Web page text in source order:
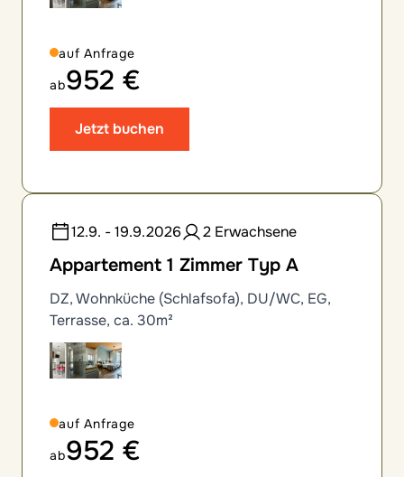
auf Anfrage
ab952 €
Jetzt buchen
12.9. - 19.9.2026 2 Erwachsene
Appartement 1 Zimmer Typ A
DZ, Wohnküche (Schlafsofa), DU/WC, EG,
Terrasse, ca. 30m²
auf Anfrage
ab952 €